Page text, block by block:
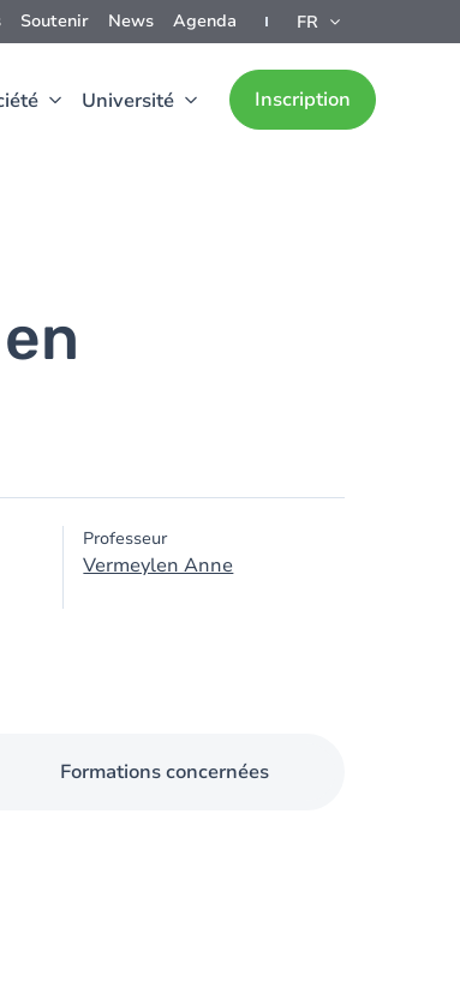
Soutenir News Agenda FR
Université Inscription
Professeur
Vermeylen Anne
Formations concernées